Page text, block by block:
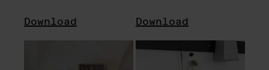
Download Download